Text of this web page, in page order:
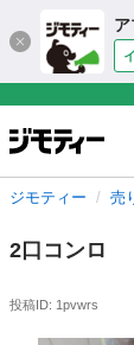
ジモティー 売
2口コンロ
投稿ID: 1pvwrs